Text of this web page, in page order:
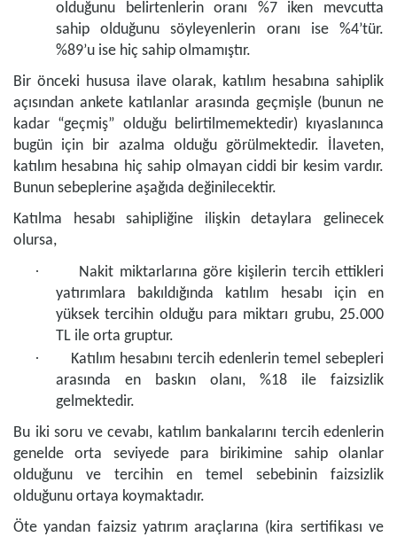
olduğunu belirtenlerin oranı %7 iken mevcutta
sahip olduğunu söyleyenlerin oranı ise %4’tür.
%89’u ise hiç sahip olmamıştır.
Bir önceki hususa ilave olarak, katılım hesabına sahiplik
açısından ankete katılanlar arasında geçmişle (bunun ne
kadar “geçmiş” olduğu belirtilmemektedir) kıyaslanınca
bugün için bir azalma olduğu görülmektedir. İlaveten,
katılım hesabına hiç sahip olmayan ciddi bir kesim vardır.
Bunun sebeplerine aşağıda değinilecektir.
Katılma hesabı sahipliğine ilişkin detaylara gelinecek
olursa,
·
Nakit miktarlarına göre kişilerin tercih ettikleri
yatırımlara bakıldığında katılım hesabı için en
yüksek tercihin olduğu para miktarı grubu, 25.000
TL ile orta gruptur.
·
Katılım hesabını tercih edenlerin temel sebepleri
arasında en baskın olanı, %18 ile faizsizlik
gelmektedir.
Bu iki soru ve cevabı, katılım bankalarını tercih edenlerin
genelde orta seviyede para birikimine sahip olanlar
olduğunu ve tercihin en temel sebebinin faizsizlik
olduğunu ortaya koymaktadır.
Öte yandan faizsiz yatırım araçlarına (kira sertifikası ve